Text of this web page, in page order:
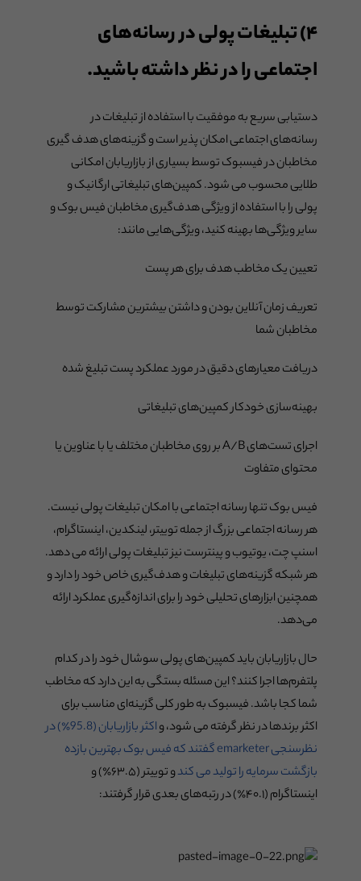
۴) تبلیغات پولی در رسانه‌های
اجتماعی را در نظر داشته باشید.
دستیابی سریع به موفقیت با استفاده از تبلیغات در
رسانه‌های اجتماعی امکان پذیر است و گزینه‌های هدف گیری
مخاطبان در فیسبوک توسط بسیاری از بازاریابان امکانی
طلایی محسوب می شود. کمپین‌های تبلیغاتی ارگانیک و
پولی را با استفاده از ویژگی هدف‌گیری مخاطبان فیس بوک و
سایر ویژگی‌ها بهینه کنید، ویژگی‌هایی مانند:
تعیین یک مخاطب هدف برای هر پست
تعریف زمان آنلاین بودن و داشتن بیشترین مشارکت توسط
مخاطبان شما
دریافت معیارهای دقیق در مورد عملکرد پست تبلیغ شده
بهینه‌سازی خودکار کمپین‌های تبلیغاتی
اجرای تست‌های A/B بر روی مخاطبان مختلف یا با عناوین یا
محتوای متفاوت
فیس بوک تنها رسانه اجتماعی با امکان تبلیغات پولی نیست.
هر رسانه اجتماعی بزرگ از جمله توییتر، لینکدین، اینستاگرام،
اسنپ چت، یوتیوب و پینترست نیز تبلیغات پولی ارائه می دهد.
هر شبکه گزینه‌های تبلیغات و هدف‌گیری خاص خود را دارد و
همچنین ابزارهای تحلیلی خود را برای اندازه‌گیری عملکرد ارائه
می‌دهد.
حال بازاریابان باید کمپین‌های پولی سوشال خود را در کدام
پلتفرم‌ها اجرا کنند؟ این مسئله بستگی به این دارد که مخاطب
شما کجا باشد. فیسبوک به طور کلی گزینه‌ای مناسب برای
اکثر برندها در نظر گرفته می شود، و
اکثر بازاریابان (95.8٪) در
نظرسنجی emarketer گفتند که فیس بوک بهترین بازده
بازگشت سرمایه را تولید می کند
و توییتر (۶۳.۵٪) و
اینستاگرام (۴۰.۱٪) در رتبه‌های بعدی قرار گرفتند: